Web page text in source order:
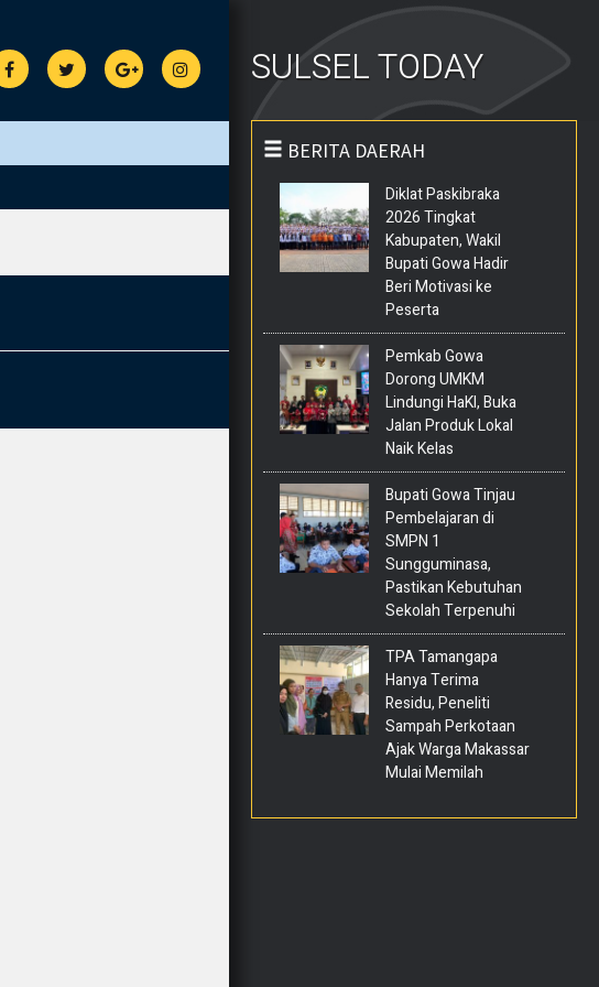
SULSEL TODAY
BERITA DAERAH
Diklat Paskibraka
2026 Tingkat
Kabupaten, Wakil
Bupati Gowa Hadir
Beri Motivasi ke
Peserta
Pemkab Gowa
Dorong UMKM
Lindungi HaKI, Buka
Jalan Produk Lokal
Naik Kelas
Bupati Gowa Tinjau
Pembelajaran di
SMPN 1
Sungguminasa,
Pastikan Kebutuhan
Sekolah Terpenuhi
TPA Tamangapa
Hanya Terima
Residu, Peneliti
Sampah Perkotaan
Ajak Warga Makassar
Mulai Memilah